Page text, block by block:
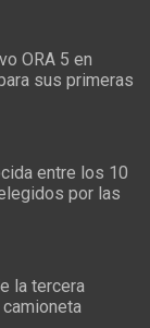
ORA 5 en
sus primeras
entre los 10
por las
la tercera